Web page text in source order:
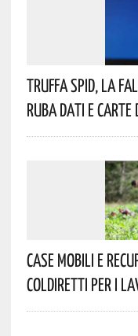
Truffa Spid, La
Ruba Dati E
Case Mobili E
Coldiretti Per I